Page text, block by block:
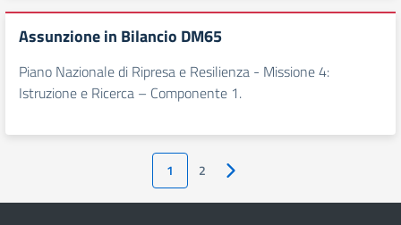
Assunzione in Bilancio DM65
Piano Nazionale di Ripresa e Resilienza - Missione 4:
Istruzione e Ricerca – Componente 1.
1 2 Pagina successiva